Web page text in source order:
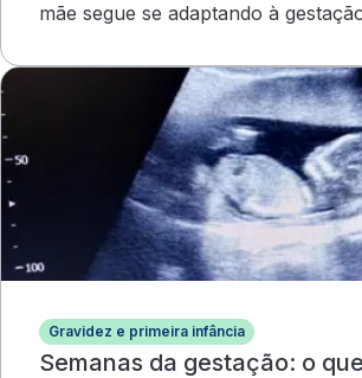
mãe segue se adaptando à
Gravidez e primeira infância
Semanas da gestação: o